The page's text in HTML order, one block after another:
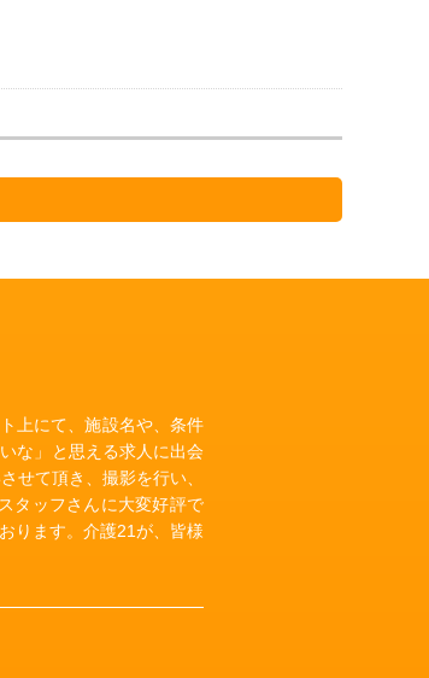
上にて、施設名や、条件
な」と思える求人に出会
せて頂き、撮影を行い、
タッフさんに大変好評で
ります。介護21が、皆様